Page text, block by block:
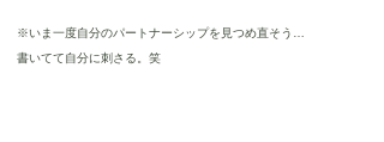
※いま一度自分のパートナーシップを見つめ直そう…
書いてて自分に刺さる。笑